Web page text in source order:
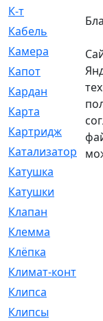
К-т
Кабель
Камера
Капот
Кардан
Карта
Картридж
Катализатор
Катушка
Катушки
Клапан
Клемма
Клёпка
Климат-контроль
Клипса
Клипсы